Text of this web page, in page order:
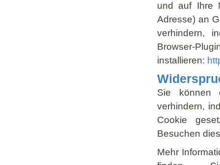
und auf Ihre
Adresse) an
verhindern,
installieren:
Sie können
verhindern,
Cookie
Besuchen
Mehr